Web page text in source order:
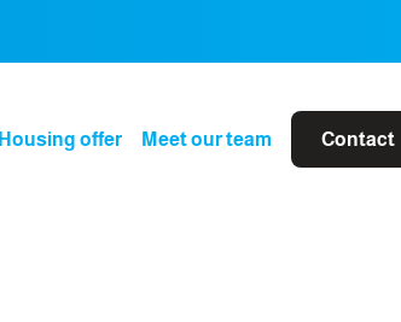
Housing offer Meet our team Contact